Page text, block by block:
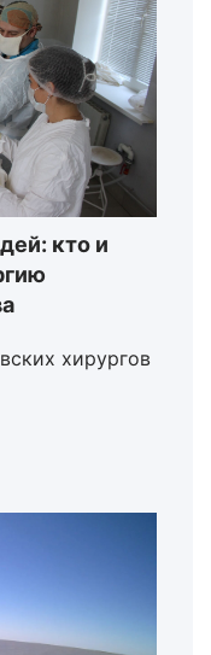
кто и
хирургов